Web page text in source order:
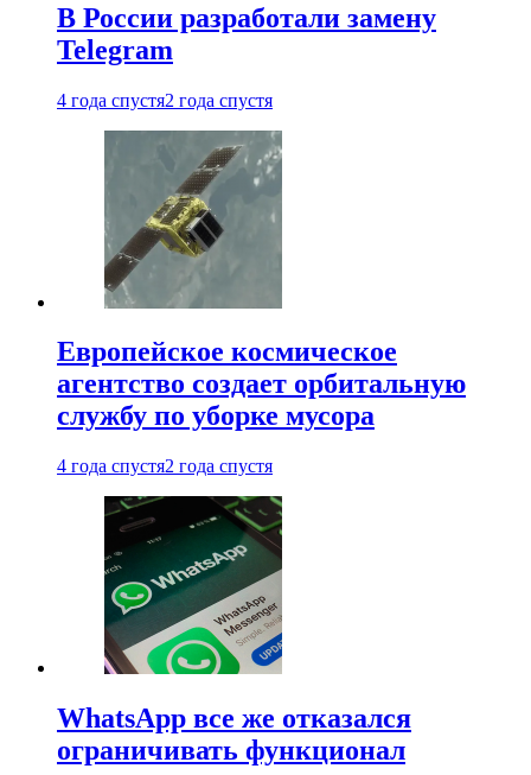
В России разработали замену
Telegram
4 года спустя2 года спустя
Европейское космическое
агентство создает орбитальную
службу по уборке мусора
4 года спустя2 года спустя
WhatsApp все же отказался
ограничивать функционал